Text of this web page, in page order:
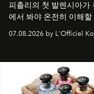
피촐리의 첫 발렌시아가
에서 봐야 온전히 이해할
07.08.2026 by L'Officiel